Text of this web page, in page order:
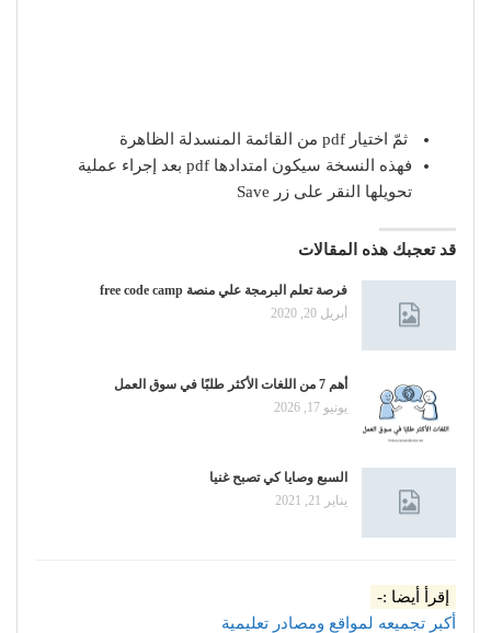
ثمّ اختيار pdf من القائمة المنسدلة الظاهرة
فهذه النسخة سيكون امتدادها pdf بعد إجراء عملية
تحويلها النقر على زر Save
قد تعجبك هذه المقالات
فرصة تعلم البرمجة علي منصة free code camp
أبريل 20, 2020
أهم 7 من اللغات الأكثر طلبًا في سوق العمل
يونيو 17, 2026
السبع وصايا كي تصبح غنيا
يناير 21, 2021
إقرأ أيضا :-
أكبر تجميعه لمواقع ومصادر تعليمية